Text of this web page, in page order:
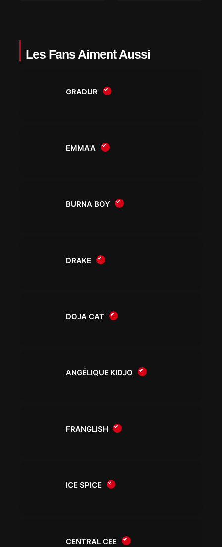
Les Fans Aiment Aussi
GRADUR
EMMA'A
BURNA BOY
DRAKE
DOJA CAT
ANGÉLIQUE KIDJO
FRANGLISH
ICE SPICE
CENTRAL CEE